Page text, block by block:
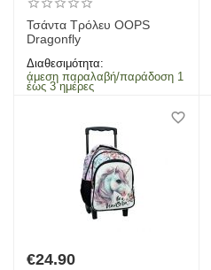
Τσάντα Τρόλευ OOPS
Dragonfly
Διαθεσιμότητα:
άμεση παραλαβή/παράδοση 1
έως 3 ημέρες
€24.90